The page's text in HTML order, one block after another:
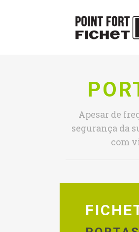
Apesar de
segurança da
com